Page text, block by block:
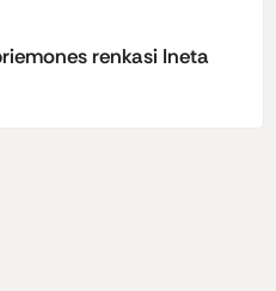
renkasi Ineta